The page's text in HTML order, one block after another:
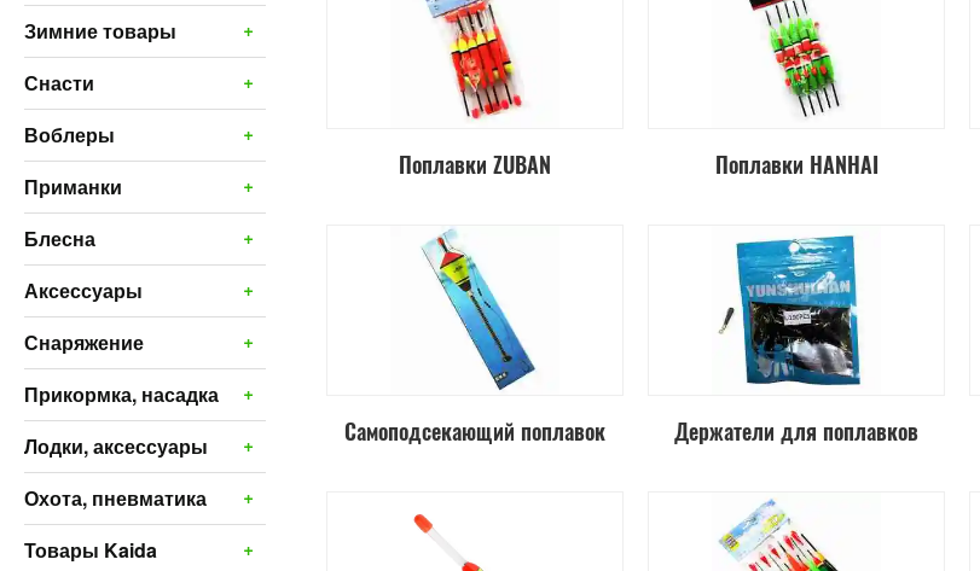
+
Зимние товары
+
Снасти
+
Воблеры
+
Приманки
+
Блесна
+
Аксессуары
+
Снаряжение
+
Прикормка, насадка
+
Лодки, аксессуары
+
Охота, пневматика
+
Товары Kaida
Поплавки ZUBAN Поплавки HANHAI
Самоподсекающий поплавок Держатели для поплавков